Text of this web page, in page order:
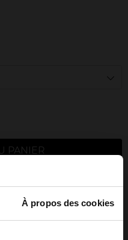
À propos des cookies
PANIER
50€